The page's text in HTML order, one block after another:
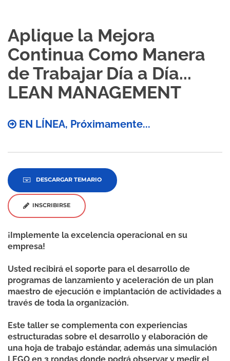
Aplique la Mejora
Continua Como Manera
de Trabajar Día a Día...
LEAN MANAGEMENT
EN LÍNEA, Próximamente...
DESCARGAR TEMARIO
INSCRIBIRSE
¡Implemente la excelencia operacional en su
empresa!
Usted recibirá el soporte para el desarrollo de
programas de lanzamiento y aceleración de un plan
maestro de ejecución e implantación de actividades a
través de toda la organización.
Este taller se complementa con experiencias
estructuradas sobre el desarrollo y elaboración de
una hoja de trabajo estándar, además una simulación